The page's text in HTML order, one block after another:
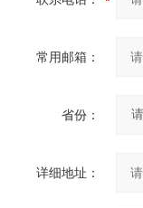
常用邮箱：
省份：
详细地址：